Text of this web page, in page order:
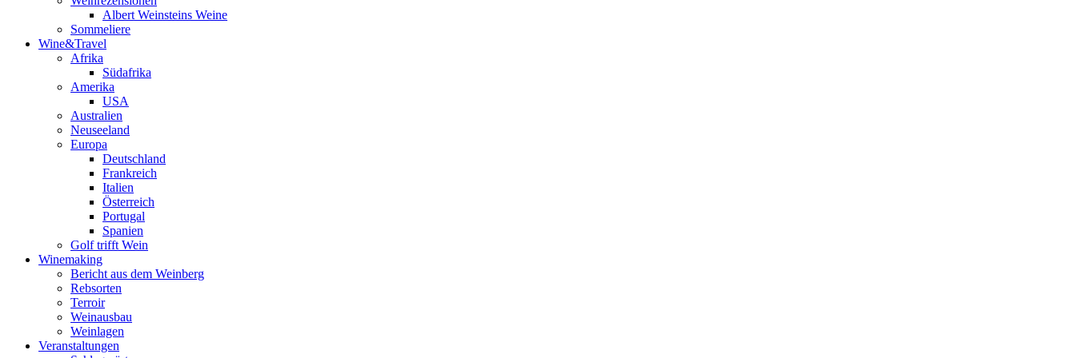
Albert Weinsteins Weine
Sommeliere
Wine&Travel
Afrika
Südafrika
Amerika
USA
Australien
Neuseeland
Europa
Deutschland
Frankreich
Italien
Österreich
Portugal
Spanien
Golf trifft Wein
Winemaking
Bericht aus dem Weinberg
Rebsorten
Terroir
Weinausbau
Weinlagen
Veranstaltungen